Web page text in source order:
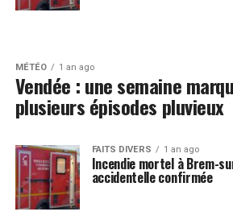
MÉTÉO 1 an ago
Vendée : une semaine
plusieurs épisodes pluvieux
FAITS DIVERS 1 an ago
Incendie mortel à Brem-
accidentelle confirmée